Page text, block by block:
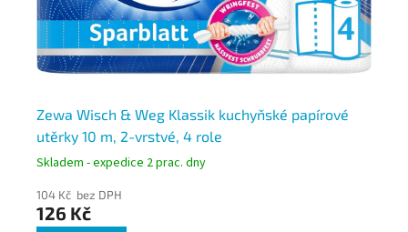
Zewa Wisch & Weg Klassik kuchyňské papírové
utěrky 10 m, 2-vrstvé, 4 role
Skladem - expedice 2 prac. dny
104 Kč bez DPH
126 Kč